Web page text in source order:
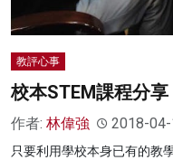
教評心事
校本STEM課程分享
作者: 林偉強 2018-
只要利用學校本身已有的教